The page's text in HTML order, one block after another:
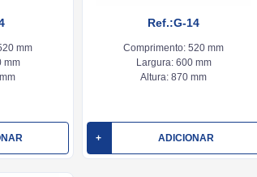
mm
mm
Ref.:G-14
Comprimento: 520 mm
Largura: 600 mm
Altura: 870 mm
+ ADICIONAR